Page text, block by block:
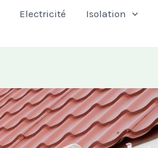
Electricité Isolation